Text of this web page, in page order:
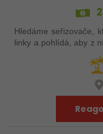
Hledáme seřizovače,
linky a pohlídá, aby z